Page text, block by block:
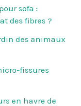
sofa :
des fibres ?
des animaux
fissures
en havre de